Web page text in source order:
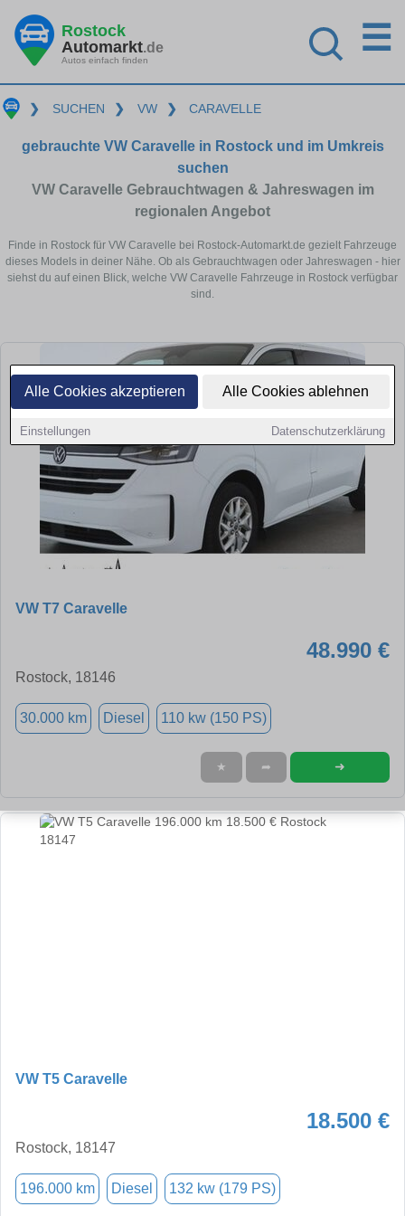
Alle Cookies akzeptieren Alle Cookies ablehnen
Einstellungen Datenschutzerklärung
Rostock
Automarkt.de
Autos einfach finden
☰
❯ SUCHEN ❯ VW ❯ CARAVELLE
gebrauchte VW Caravelle in Rostock und im Umkreis
suchen
VW Caravelle Gebrauchtwagen & Jahreswagen im
regionalen Angebot
Finde in Rostock für VW Caravelle bei Rostock-Automarkt.de gezielt Fahrzeuge
dieses Models in deiner Nähe. Ob als Gebrauchtwagen oder Jahreswagen - hier
siehst du auf einen Blick, welche VW Caravelle Fahrzeuge in Rostock verfügbar
sind.
VW T7 Caravelle
48.990 €
Rostock, 18146
30.000 km Diesel 110 kw (150 PS)
★ ➦ ➜
VW T5 Caravelle
18.500 €
Rostock, 18147
196.000 km Diesel 132 kw (179 PS)